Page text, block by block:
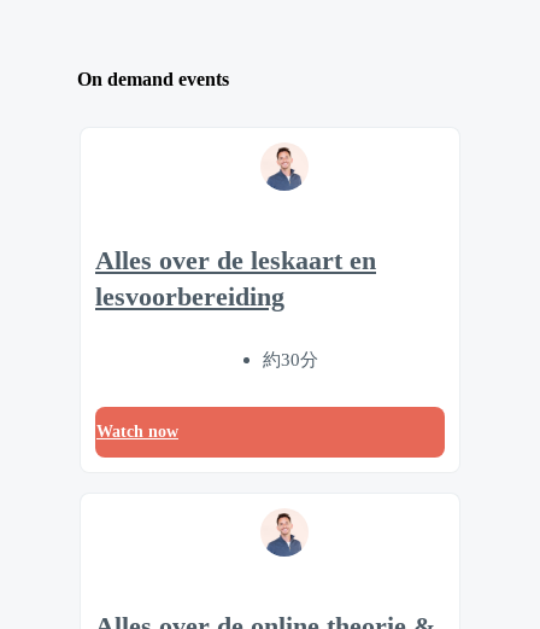
On demand events
Alles over de leskaart en
lesvoorbereiding
約30分
Watch now